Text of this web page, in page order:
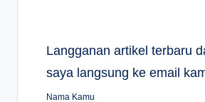
Langganan artikel terbaru
saya langsung ke email
Nama Kamu